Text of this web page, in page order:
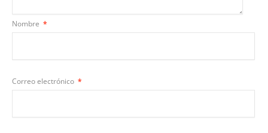
Nombre *
Correo electrónico *